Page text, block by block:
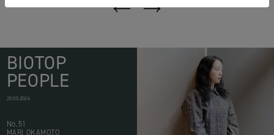
BIOTOP
PEOPLE
20.05.2026
No.51
MARI OKAMOTO